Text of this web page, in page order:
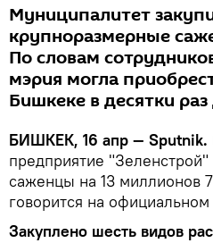
Муниципалитет
крупноразмерные
По словам
мэрия могла
Бишкеке в десятки
БИШКЕК, 16 апр — Sputnik.
предприятие
саженцы на 13 миллионов
говорится на
Закуплено шесть видов